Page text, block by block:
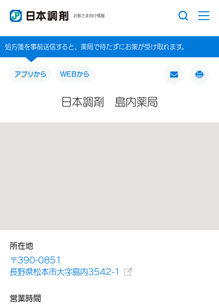
お客さま向け情報
処方箋を事前送信すると、薬局で待たずにお薬が受け取れます。
アプリから WEBから
日本調剤 島内薬局
所在地
〒390-0851
長野県松本市大字島内3542-1
営業時間